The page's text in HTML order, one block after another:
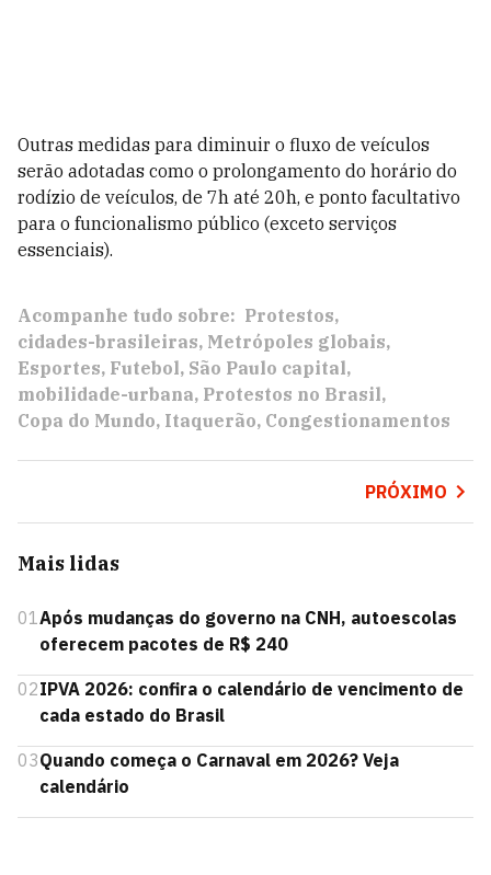
Outras medidas para diminuir o fluxo de veículos
serão adotadas como o prolongamento do horário do
rodízio de veículos, de 7h até 20h, e ponto facultativo
para o funcionalismo público (exceto serviços
essenciais).
Acompanhe tudo sobre: Protestos
cidades-brasileiras Metrópoles globais
Esportes Futebol São Paulo capital
mobilidade-urbana Protestos no Brasil
Copa do Mundo Itaquerão Congestionamentos
PRÓXIMO
Mais lidas
01Após mudanças do governo na CNH, autoescolas
oferecem pacotes de R$ 240
02IPVA 2026: confira o calendário de vencimento de
cada estado do Brasil
03Quando começa o Carnaval em 2026? Veja
calendário